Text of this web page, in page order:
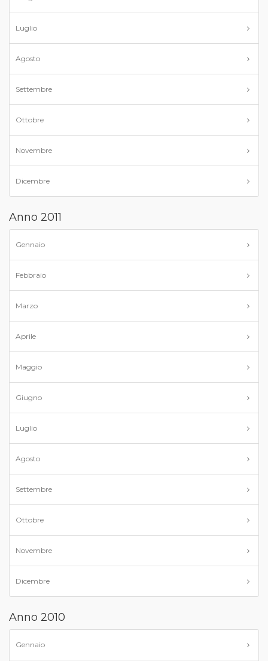
Luglio
Agosto
Settembre
Ottobre
Novembre
Dicembre
Anno 2011
Gennaio
Febbraio
Marzo
Aprile
Maggio
Giugno
Luglio
Agosto
Settembre
Ottobre
Novembre
Dicembre
Anno 2010
Gennaio